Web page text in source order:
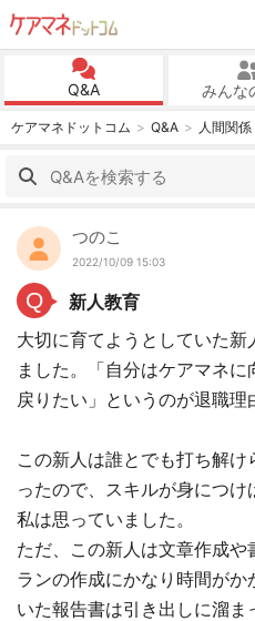
Q&A みんな
ケアマネドットコム Q&A 人間関
つのこ
2022/10/09 15:03
Q
新人教育
大切に育てようとしていた
ました。「自分はケアマネ
戻りたい」というのが退職理
この新人は誰とでも打ち解
ったので、スキルが身につけ
私は思っていました。
ただ、この新人は文章作成
ランの作成にかなり時間が
いた報告書は引き出しに溜ま